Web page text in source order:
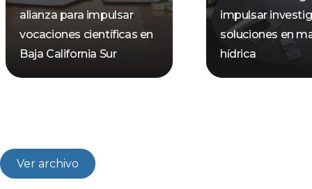
alianza para impulsar
vocaciones científicas en
Baja California Sur
impulsar
soluciones en
hídrica
Ver archivo